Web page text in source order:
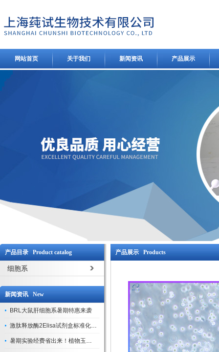
网站首页 关于我们 新闻资讯 产品展示
产品目录 Product catalog
细胞系
新闻资讯 New
BRL大鼠肝细胞系暑期特惠来袭
激肽释放酶2Elisa试剂盒标准化实验操作与质控体系解析
暑期实验经费省出来！植物玉米索核苷（ZR ）elisa酶联免疫试剂盒
产品展示 Products